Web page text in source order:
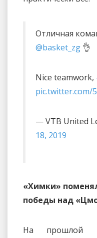
Отличная
@basket_zg 👌
Nice teamwork,
pic.twitter.com/
— VTB United
18, 2019
«Химки»
победы над
На прошлой